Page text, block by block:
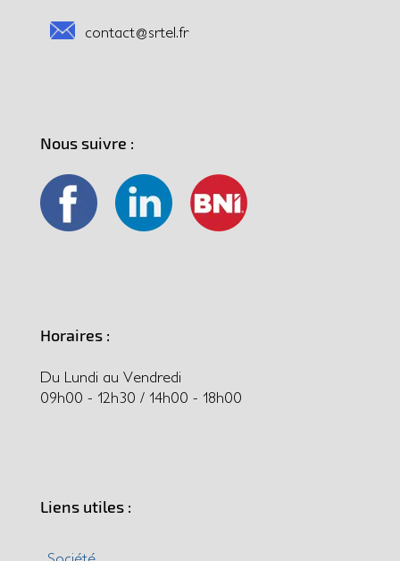
contact@srtel.fr
Nous suivre :
Horaires :
Du Lundi au Vendredi
09h00 - 12h30 / 14h00 - 18h00
Liens utiles :